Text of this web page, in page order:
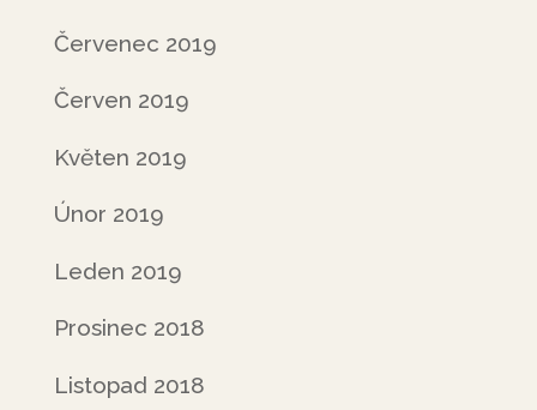
Červenec 2019
Červen 2019
Květen 2019
Únor 2019
Leden 2019
Prosinec 2018
Listopad 2018